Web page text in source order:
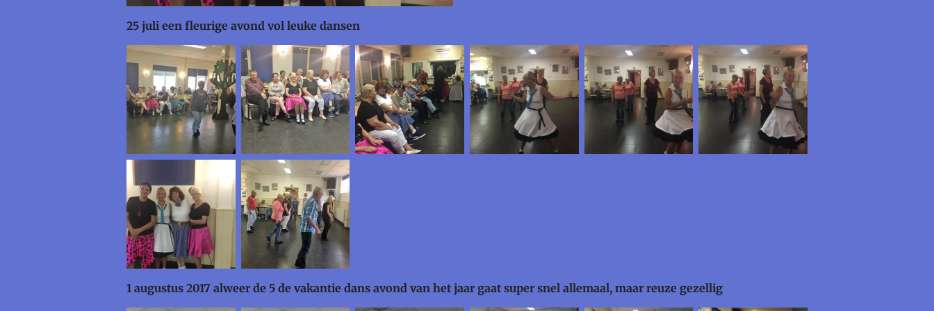
25 juli een fleurige avond vol leuke dansen
1 augustus 2017 alweer de 5 de vakantie dans avond van het jaar gaat super snel allemaal, maar reuze gezellig